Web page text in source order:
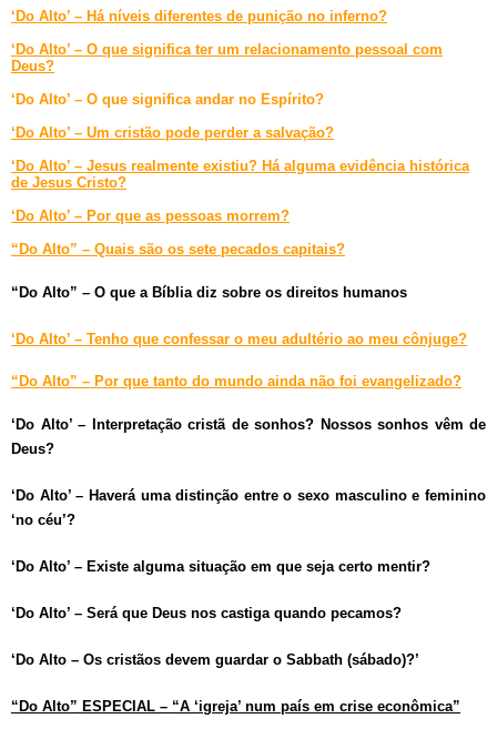
‘Do Alto’ – Há níveis diferentes de punição no inferno?
‘Do Alto’ – O que significa ter um relacionamento pessoal com
Deus?
‘Do Alto’ – O que significa andar no Espírito?
‘Do Alto’ – Um cristão pode perder a salvação?
‘Do Alto’ – Jesus realmente existiu? Há alguma evidência histórica
de Jesus Cristo?
‘Do Alto’ – Por que as pessoas morrem?
“Do Alto” – Quais são os sete pecados capitais?
“Do Alto” – O que a Bíblia diz sobre os direitos humanos
‘Do Alto’ – Tenho que confessar o meu adultério ao meu cônjuge?
“Do Alto” – Por que tanto do mundo ainda não foi evangelizado?
‘Do Alto’ – Interpretação cristã de sonhos? Nossos sonhos vêm de
Deus?
‘Do Alto’ – Haverá uma distinção entre o sexo masculino e feminino
‘no céu’?
‘Do Alto’ – Existe alguma situação em que seja certo mentir?
‘Do Alto’ – Será que Deus nos castiga quando pecamos?
‘Do Alto – Os cristãos devem guardar o Sabbath (sábado)?’
“Do Alto” ESPECIAL – “A ‘igreja’ num país em crise econômica”